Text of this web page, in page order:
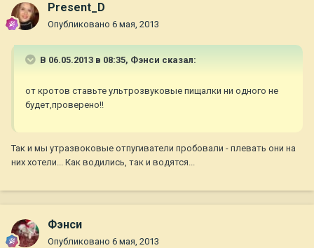
Present_D
Опубликовано 6 мая, 2013
В 06.05.2013 в 08:35, Фэнси сказал:
от кротов ставьте ультрозвуковые пищалки ни одного не
будет,проверено!!
Так и мы утразвоковые отпугиватели пробовали - плевать они на
них хотели... Как водились, так и водятся...
Фэнси
Опубликовано 6 мая, 2013